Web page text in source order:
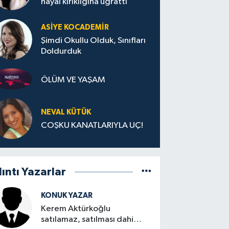
ASIYE KOCADEMİR
Şimdi Okullu Olduk, Sınıfları
Doldurduk
ÖLÜM VE YAŞAM
NEVAL KÜTÜK
COŞKU KANATLARIYLA UÇ!
Yazarlar
KONUK YAZAR
Kerem Aktürkoğlu
satılamaz, satılması dahi